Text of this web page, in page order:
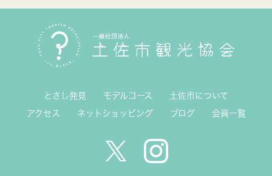
とさし発見 モデルコース 土佐市について
アクセス ネットショッピング ブログ 会員一覧